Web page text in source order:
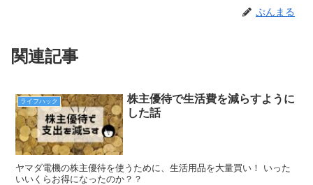
ぷんまる
関連記事
ライフハック
株主優待で生活費を減らすように
した話
ヤマダ電機の株主優待を使うために、生活用品を大量買い！ いった
いいくらお得になったのか？？